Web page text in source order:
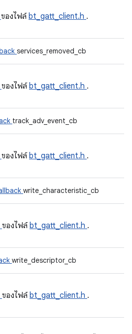
ของไฟล์bt_gatt_client.h .
services_removed_cb
ของไฟล์bt_gatt_client.h .
track_adv_event_cb
ของไฟล์bt_gatt_client.h .
write_characteristic_cb
ของไฟล์bt_gatt_client.h .
write_descriptor_cb
ของไฟล์bt_gatt_client.h .